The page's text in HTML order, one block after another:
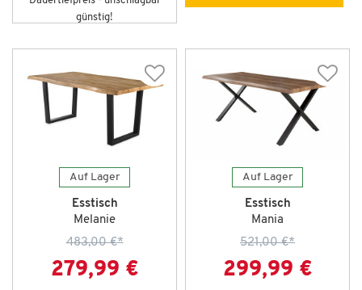
günstig!
Auf Lager
Esstisch
Melanie
483,00 €*
279,99 €
Auf Lager
Esstisch
Mania
521,00 €*
299,99 €